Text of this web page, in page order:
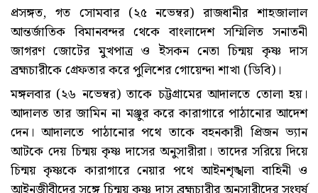
প্রসঙ্গত, গত সোমবার (২৫ নভেম্বর) রাজধানীর শাহজালাল
আন্তর্জাতিক বিমানবন্দর থেকে বাংলাদেশ সম্মিলিত সনাতনী
জাগরণ জোটের মুখপাত্র ও ইসকন নেতা চিন্ময় কৃষ্ণ দাস
ব্রহ্মচারীকে গ্রেফতার করে পুলিশের গোয়েন্দা শাখা (ডিবি)।
মঙ্গলবার (২৬ নভেম্বর) তাকে চট্টগ্রামের আদালতে তোলা হয়।
আদালত তার জামিন না মঞ্জুর করে কারাগারে পাঠানোর আদেশ
দেন। আদালতে পাঠানোর পথে তাকে বহনকারী প্রিজন ভ্যান
আটকে দেয় চিন্ময় কৃষ্ণ দাসের অনুসারীরা। তাদের সরিয়ে দিয়ে
চিন্ময় কৃষ্ণকে কারাগারে নেয়ার পথে আইনশৃঙ্খলা বাহিনী ও